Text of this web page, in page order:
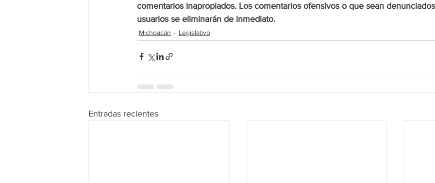
comentarios inapropiados. Los comentarios ofensivos o que sean
usuarios se eliminarán de inmediato.
Michoacán Legislativo
Entradas recientes